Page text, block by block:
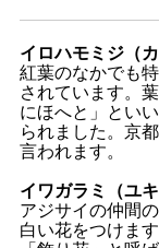
イロハモミジ（カ
紅葉のなかでも
されています。
にほへと」とい
られました。京
言われます。
イワガラミ（ユ
アジサイの仲間
白い花をつけま